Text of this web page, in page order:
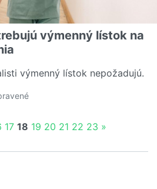
výmenný lístok na
výmenný lístok nepožadujú.
17 18 19 20 21 22 23 »